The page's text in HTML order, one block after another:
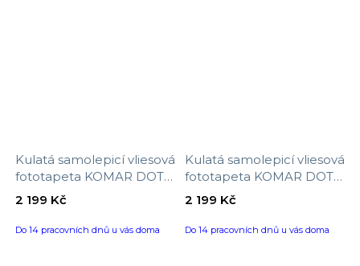
Kulatá samolepicí vliesová
fototapeta KOMAR DOTs
D1-055 Amazonian Spirit,
Do 14 pracovních dnů u vás doma
2 199 Kč
Kulatá samolepicí vliesová
fototapeta KOMAR DOTs
D1-054 Precious Peaks,
Do 14 pracovních dnů u vás doma
2 199 Kč